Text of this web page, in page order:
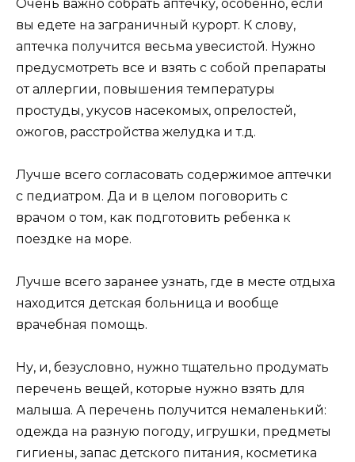
Очень важно собрать аптечку, особенно, если
вы едете на заграничный курорт. К слову,
аптечка получится весьма увесистой. Нужно
предусмотреть все и взять с собой препараты
от аллергии, повышения температуры
простуды, укусов насекомых, опрелостей,
ожогов, расстройства желудка и т.д.
Лучше всего согласовать содержимое аптечки
с педиатром. Да и в целом поговорить с
врачом о том, как подготовить ребенка к
поездке на море.
Лучше всего заранее узнать, где в месте отдыха
находится детская больница и вообще
врачебная помощь.
Ну, и, безусловно, нужно тщательно продумать
перечень вещей, которые нужно взять для
малыша. А перечень получится немаленький:
одежда на разную погоду, игрушки, предметы
гигиены, запас детского питания, косметика